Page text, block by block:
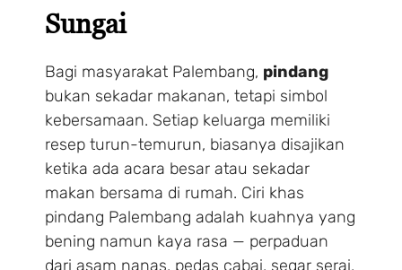
Sungai
Bagi masyarakat Palembang, pindang
bukan sekadar makanan, tetapi simbol
kebersamaan. Setiap keluarga memiliki
resep turun-temurun, biasanya disajikan
ketika ada acara besar atau sekadar
makan bersama di rumah. Ciri khas
pindang Palembang adalah kuahnya yang
bening namun kaya rasa — perpaduan
dari asam nanas, pedas cabai, segar serai,